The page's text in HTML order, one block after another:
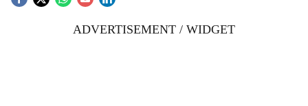
ADVERTISEMENT / WIDGET